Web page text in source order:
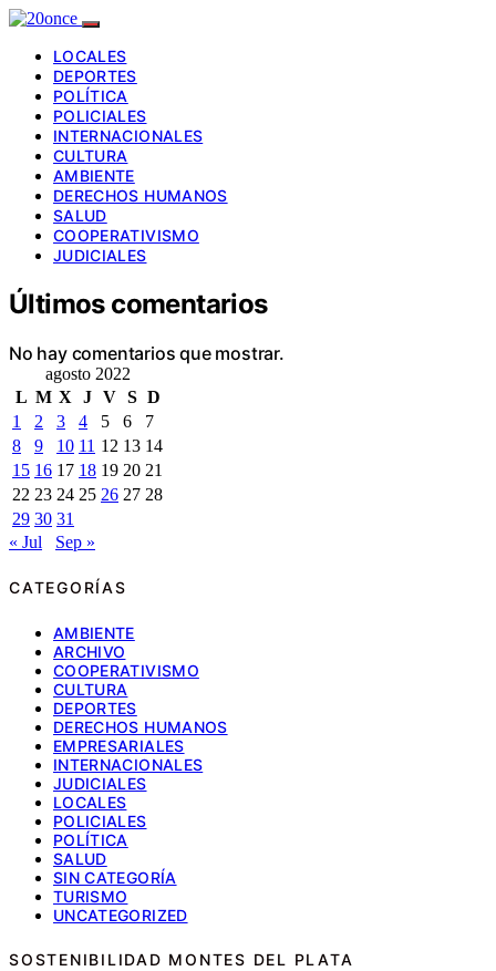
LOCALES
DEPORTES
POLÍTICA
POLICIALES
INTERNACIONALES
CULTURA
AMBIENTE
DERECHOS HUMANOS
SALUD
COOPERATIVISMO
JUDICIALES
Últimos comentarios
No hay comentarios que mostrar.
agosto 2022
L M X J V S D
1
2 3 4 5 6
7
8
9 10 11 12 13 14
15 16 17 18 19 20 21
22 23 24 25 26 27 28
29 30 31
« Jul
Sep »
CATEGORÍAS
AMBIENTE
ARCHIVO
COOPERATIVISMO
CULTURA
DEPORTES
DERECHOS HUMANOS
EMPRESARIALES
INTERNACIONALES
JUDICIALES
LOCALES
POLICIALES
POLÍTICA
SALUD
SIN CATEGORÍA
TURISMO
UNCATEGORIZED
SOSTENIBILIDAD MONTES DEL PLATA